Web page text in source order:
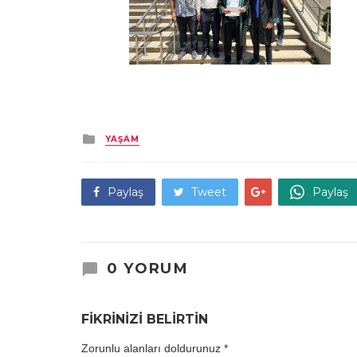
Kategori
YAŞAM
Paylaş Tweet Paylaş
0 YORUM
FİKRİNİZİ BELİRTİN
Zorunlu alanları doldurunuz *